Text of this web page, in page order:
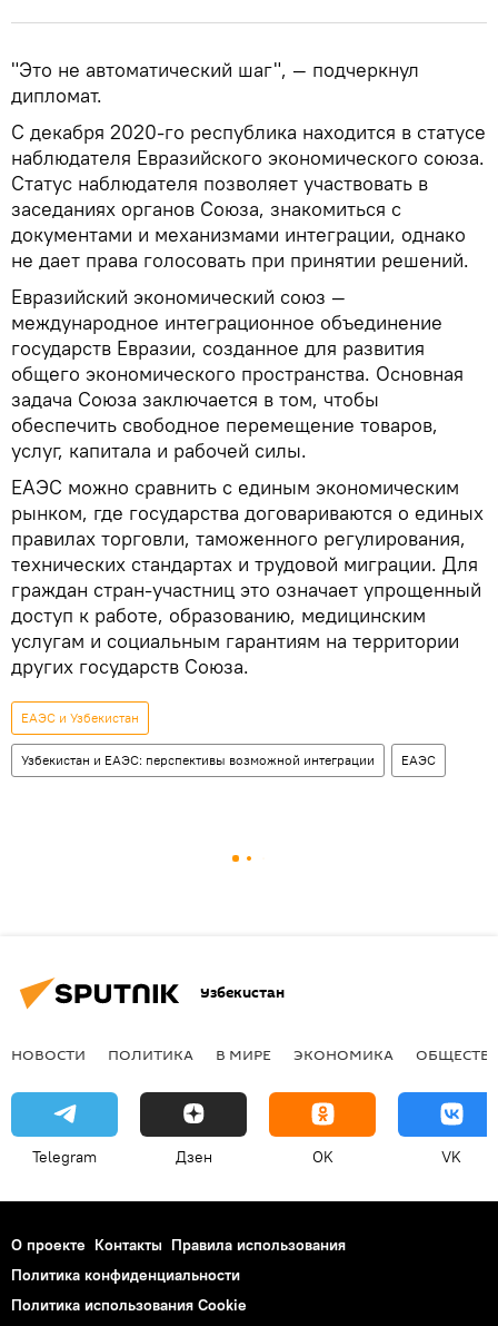
"Это не автоматический шаг", — подчеркнул
дипломат.
С декабря 2020-го республика находится в статусе
наблюдателя Евразийского экономического союза.
Статус наблюдателя позволяет участвовать в
заседаниях органов Союза, знакомиться с
документами и механизмами интеграции, однако
не дает права голосовать при принятии решений.
Евразийский экономический союз —
международное интеграционное объединение
государств Евразии, созданное для развития
общего экономического пространства. Основная
задача Союза заключается в том, чтобы
обеспечить свободное перемещение товаров,
услуг, капитала и рабочей силы.
ЕАЭС можно сравнить с единым экономическим
рынком, где государства договариваются о единых
правилах торговли, таможенного регулирования,
технических стандартах и трудовой миграции. Для
граждан стран-участниц это означает упрощенный
доступ к работе, образованию, медицинским
услугам и социальным гарантиям на территории
других государств Союза.
ЕАЭС и Узбекистан
Узбекистан и ЕАЭС: перспективы возможной интеграции ЕАЭС
Узбекистан
НОВОСТИ ПОЛИТИКА В МИРЕ ЭКОНОМИКА
Telegram Дзен OK VK
О проекте Контакты Правила использования
Политика конфиденциальности
Политика использования Cookie